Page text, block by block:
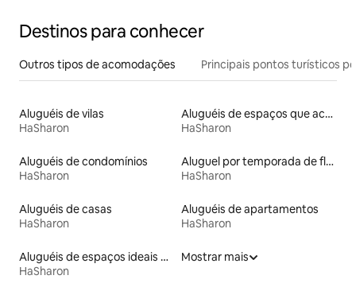
Destinos para conhecer
Outros tipos de acomodações Principais pontos turísticos
Aluguéis de vilas
HaSharon
Aluguéis de espaços que aceitam animais de estimação
HaSharon
Aluguéis de condomínios
HaSharon
Aluguel por temporada de flats
HaSharon
Aluguéis de casas
HaSharon
Aluguéis de apartamentos
HaSharon
Aluguéis de espaços ideais para famílias
HaSharon
Mostrar mais